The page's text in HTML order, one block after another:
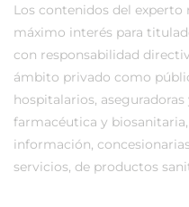
Los contenidos del experto
máximo interés para
con responsabilidad
ámbito privado como
hospitalarios,
farmacéutica y
información,
servicios, de productos